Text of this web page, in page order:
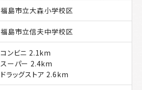
福島市立大森小学校区
福島市立信夫中学校区
コンビニ 2.1km
スーパー 2.4km
ドラッグストア 2.6km